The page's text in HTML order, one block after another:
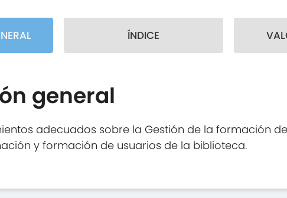
ÍNDICE
general
adecuados sobre la Gestión de la formación
y formación de usuarios de la biblioteca.